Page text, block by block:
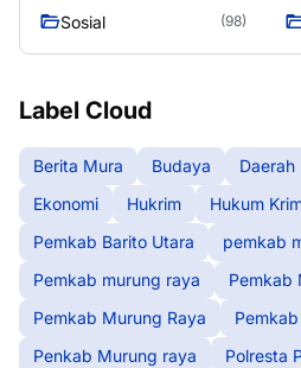
Sosial (98)
Label Cloud
Berita Mura Budaya Daerah
Ekonomi
Hukrim Hukum
Pemkab Barito Utara
pemkab
Pemkab murung raya
Pemkab
Pemkab Murung Raya
Penkab Murung raya
Polresta